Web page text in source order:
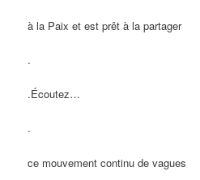
à la Paix et est prêt à la partager
.
.Écoutez…
.
ce mouvement continu de vagues